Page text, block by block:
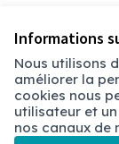
Informations
Nous utilisons
améliorer la
cookies nous
utilisateur et
nos canaux de
Conditions
Paramètres des
Chambéry sur X
Chambéry